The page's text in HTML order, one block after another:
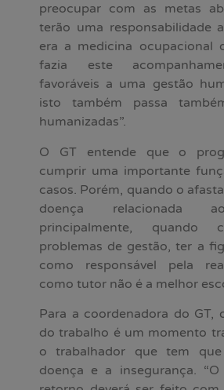
preocupar com as metas
terão uma responsabilidade
era a medicina ocupacional
fazia este
favoráveis a uma gestão
isto também passa
humanizadas”.
O GT entende que o
cumprir uma importante
casos. Porém, quando o
doença relacionada
principalmente, quando
problemas de gestão, ter a
como responsável pela
como tutor não é a melhor
Para a coordenadora do GT,
do trabalho é um momento
o trabalhador que tem
doença e a insegurança.